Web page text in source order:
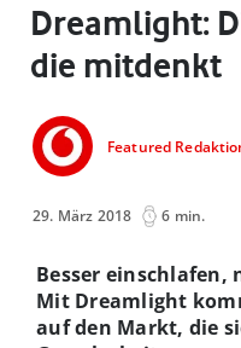
Dreamlight:
die mitdenkt
Featured
29. März 2018 6 min.
Besser
Mit Dreamlight
auf den Markt, die